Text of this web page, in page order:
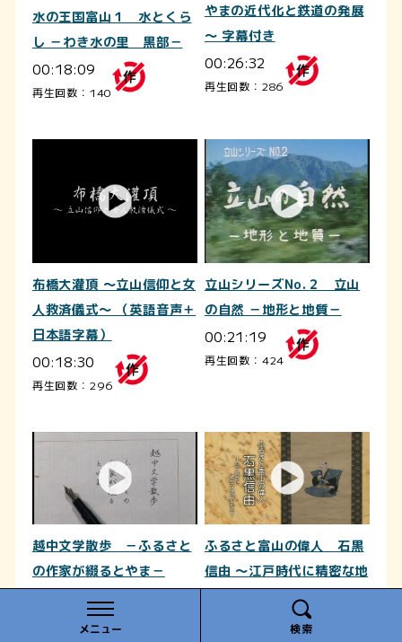
メニュー 検索
水の王国富山１ 水とくら
し －わき水の里 黒部－
00:18:09
再生回数：140
やまの近代化と鉄道の発展
～ 字幕付き
00:26:32
再生回数：286
布橋大灌頂 ～立山信仰と女
人救済儀式～ （英語音声＋
日本語字幕）
00:18:30
再生回数：296
立山シリーズNo.２ 立山
の自然 －地形と地質－
00:21:19
再生回数：424
越中文学散歩 －ふるさと
の作家が綴るとやま－
00:23:28
再生回数：436
ふるさと富山の偉人 石黒
信由 ～江戸時代に精密な地
図を作る～（日本語字幕付